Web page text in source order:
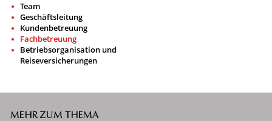
Team
Geschäftsleitung
Kundenbetreuung
Fachbetreuung
Betriebsorganisation und
Reiseversicherungen
MEHR ZUM THEMA